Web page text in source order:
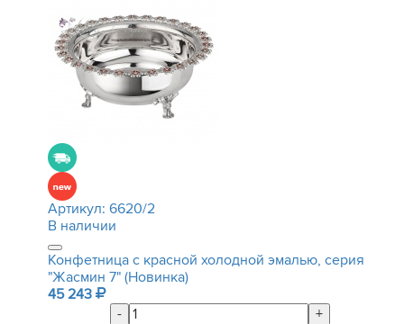
Артикул: 6620/2
В наличии
Конфетница с красной холодной эмалью, серия
"Жасмин 7" (Новинка)
45 243
-
+